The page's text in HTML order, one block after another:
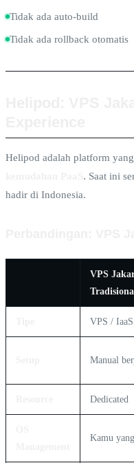
Tidak ada auto-build
Tidak ada rollback otomatis
Helipod adalah platform
. Saat ini
hadir di Indonesia.
VPS
VPS / IaaS
Manual
Dedicated
Kamu